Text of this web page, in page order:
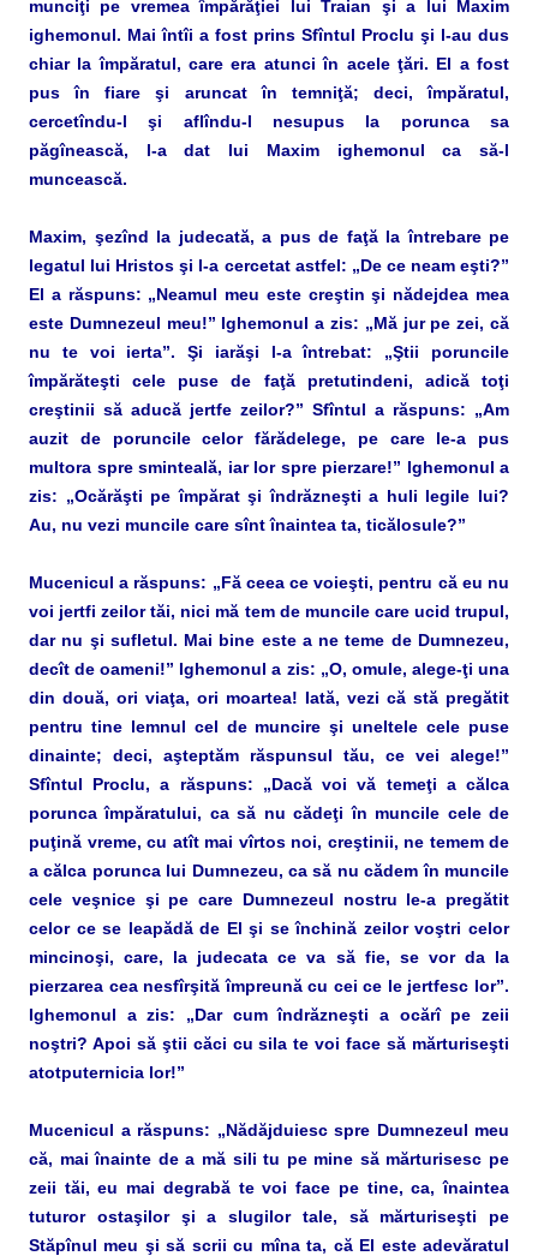
munciţi pe vremea împărăţiei lui Traian şi a lui Maxim
ighemonul. Mai întîi a fost prins Sfîntul Proclu şi l-au dus
chiar la împăratul, care era atunci în acele ţări. El a fost
pus în fiare şi aruncat în temniţă; deci, împăratul,
cercetîndu-l şi aflîndu-l nesupus la porunca sa
păgînească, l-a dat lui Maxim ighemonul ca să-l
muncească.
Maxim, şezînd la judecată, a pus de faţă la întrebare pe
legatul lui Hristos şi l-a cercetat astfel: „De ce neam eşti?”
El a răspuns: „Neamul meu este creştin şi nădejdea mea
este Dumnezeul meu!” Ighemonul a zis: „Mă jur pe zei, că
nu te voi ierta”. Şi iarăşi l-a întrebat: „Ştii poruncile
împărăteşti cele puse de faţă pretutindeni, adică toţi
creştinii să aducă jertfe zeilor?” Sfîntul a răspuns: „Am
auzit de poruncile celor fărădelege, pe care le-a pus
multora spre sminteală, iar lor spre pierzare!” Ighemonul a
zis: „Ocărăşti pe împărat şi îndrăzneşti a huli legile lui?
Au, nu vezi muncile care sînt înaintea ta, ticălosule?”
Mucenicul a răspuns: „Fă ceea ce voieşti, pentru că eu nu
voi jertfi zeilor tăi, nici mă tem de muncile care ucid trupul,
dar nu şi sufletul. Mai bine este a ne teme de Dumnezeu,
decît de oameni!” Ighemonul a zis: „O, omule, alege-ţi una
din două, ori viaţa, ori moartea! Iată, vezi că stă pregătit
pentru tine lemnul cel de muncire şi uneltele cele puse
dinainte; deci, aşteptăm răspunsul tău, ce vei alege!”
Sfîntul Proclu, a răspuns: „Dacă voi vă temeţi a călca
porunca împăratului, ca să nu cădeţi în muncile cele de
puţină vreme, cu atît mai vîrtos noi, creştinii, ne temem de
a călca porunca lui Dumnezeu, ca să nu cădem în muncile
cele veşnice şi pe care Dumnezeul nostru le-a pregătit
celor ce se leapădă de El şi se închină zeilor voştri celor
mincinoşi, care, la judecata ce va să fie, se vor da la
pierzarea cea nesfîrşită împreună cu cei ce le jertfesc lor”.
Ighemonul a zis: „Dar cum îndrăzneşti a ocărî pe zeii
noştri? Apoi să ştii căci cu sila te voi face să mărturiseşti
atotputernicia lor!”
Mucenicul a răspuns: „Nădăjduiesc spre Dumnezeul meu
că, mai înainte de a mă sili tu pe mine să mărturisesc pe
zeii tăi, eu mai degrabă te voi face pe tine, ca, înaintea
tuturor ostaşilor şi a slugilor tale, să mărturiseşti pe
Stăpînul meu şi să scrii cu mîna ta, că El este adevăratul